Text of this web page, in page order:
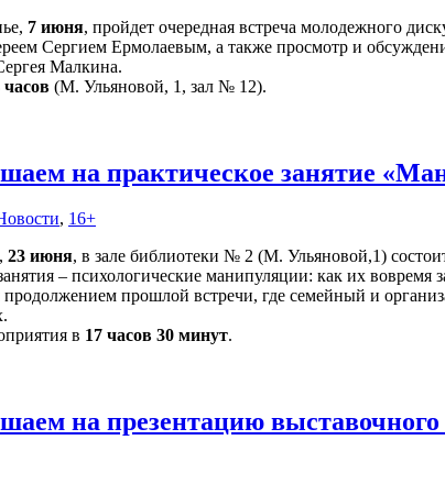
7 июня, пройдет очередная встреча молодежного
Сергием Ермолаевым, а также просмотр и
Малкина.
часов (М. Ульяновой, 1, зал № 12).
на практическое занятие
, 16+
23 июня, в зале библиотеки № 2 (М. Ульяновой,1)
– психологические манипуляции: как их
прошлой встречи, где семейный и
в 17 часов 30 минут.
на презентацию выставочного